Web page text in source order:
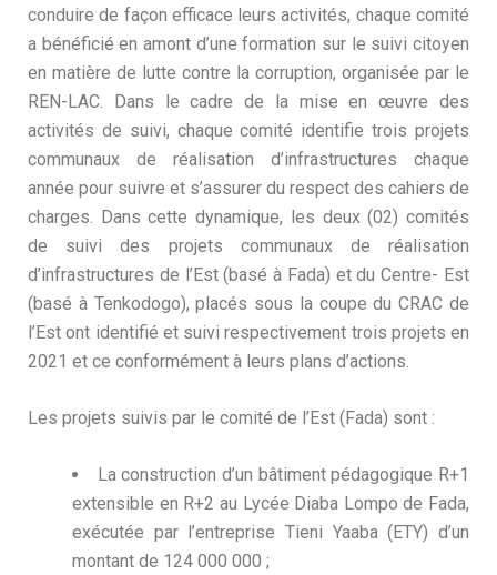
conduire de façon efficace leurs activités, chaque comité
a bénéficié en amont d’une formation sur le suivi citoyen
en matière de lutte contre la corruption, organisée par le
REN-LAC. Dans le cadre de la mise en œuvre des
activités de suivi, chaque comité identifie trois projets
communaux de réalisation d’infrastructures chaque
année pour suivre et s’assurer du respect des cahiers de
charges. Dans cette dynamique, les deux (02) comités
de suivi des projets communaux de réalisation
d’infrastructures de l’Est (basé à Fada) et du Centre- Est
(basé à Tenkodogo), placés sous la coupe du CRAC de
l’Est ont identifié et suivi respectivement trois projets en
2021 et ce conformément à leurs plans d’actions.
Les projets suivis par le comité de l’Est (Fada) sont :
La construction d’un bâtiment pédagogique R+1
extensible en R+2 au Lycée Diaba Lompo de Fada,
exécutée par l’entreprise Tieni Yaaba (ETY) d’un
montant de 124 000 000 ;